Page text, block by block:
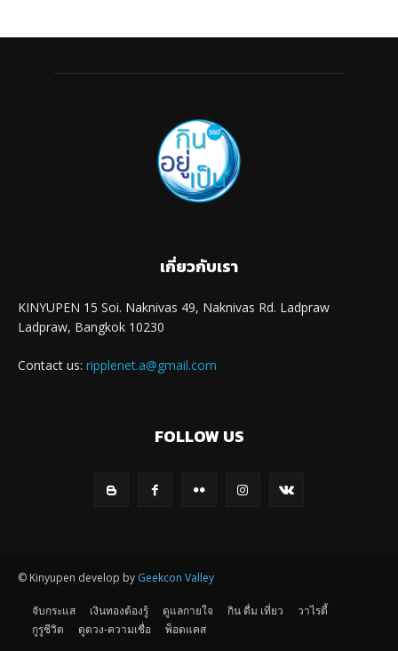
เกี่ยวกับเรา
KINYUPEN 15 Soi. Naknivas 49, Naknivas Rd. Ladpraw
Ladpraw, Bangkok 10230
Contact us: ripplenet.a@gmail.com
FOLLOW US
© Kinyupen develop by Geekcon Valley
จับกระแส เงินทองต้องรู้ ดูแลกายใจ กิน ดื่ม เที่ยว
วาไรตี้
กูรูชีวิต
ดูดวง-ความเชื่อ พ็อดแคส